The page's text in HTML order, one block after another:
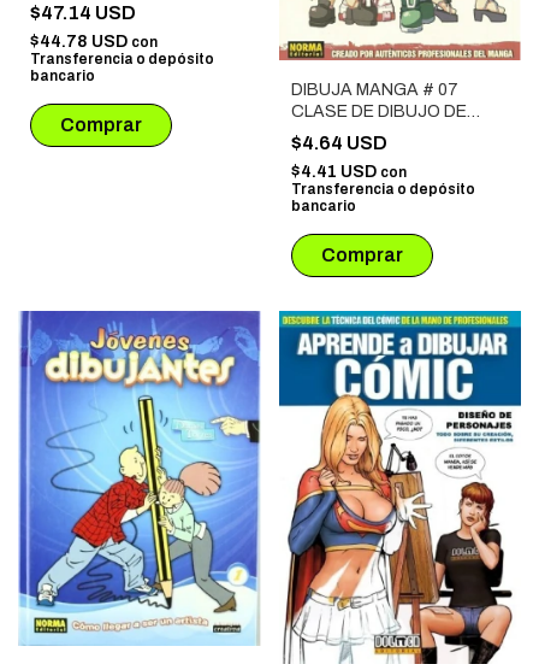
$47.14 USD
$44.78 USD con
Transferencia o depósito
bancario
DIBUJA MANGA # 07
CLASE DE DIBUJO DE
COMICS JAPONES
$4.64 USD
$4.41 USD con
Transferencia o depósito
bancario